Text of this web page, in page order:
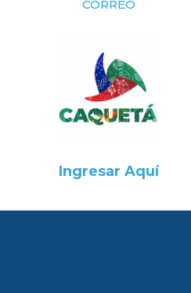
CORREO
Ingresar Aquí